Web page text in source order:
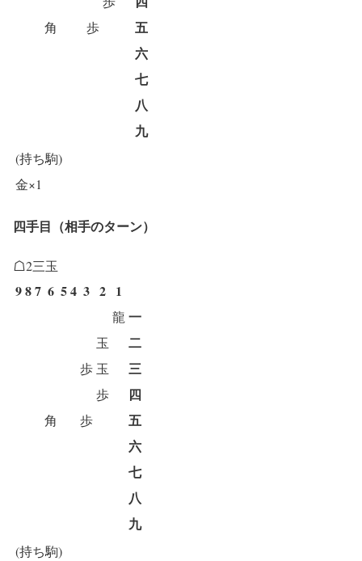
角 歩
五
六
七
八
九
(持ち駒)
金×1
四手目（相手のターン）
☖2三玉
987 6 54 3 2 1
龍 一
玉 二
歩 玉 三
歩 四
角 歩
五
六
七
八
九
(持ち駒)